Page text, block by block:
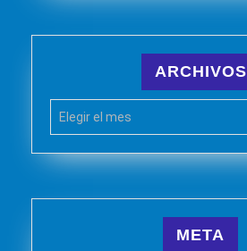
ARCHIVOS
META